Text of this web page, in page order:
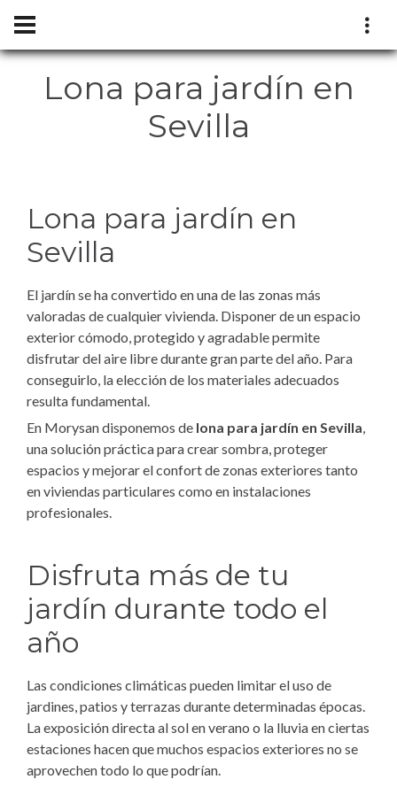
Lona para jardín en
Sevilla
Lona para jardín en
Sevilla
El jardín se ha convertido en una de las zonas más
valoradas de cualquier vivienda. Disponer de un espacio
exterior cómodo, protegido y agradable permite
disfrutar del aire libre durante gran parte del año. Para
conseguirlo, la elección de los materiales adecuados
resulta fundamental.
En Morysan disponemos de lona para jardín en Sevilla,
una solución práctica para crear sombra, proteger
espacios y mejorar el confort de zonas exteriores tanto
en viviendas particulares como en instalaciones
profesionales.
Disfruta más de tu
jardín durante todo el
año
Las condiciones climáticas pueden limitar el uso de
jardines, patios y terrazas durante determinadas épocas.
La exposición directa al sol en verano o la lluvia en ciertas
estaciones hacen que muchos espacios exteriores no se
aprovechen todo lo que podrían.